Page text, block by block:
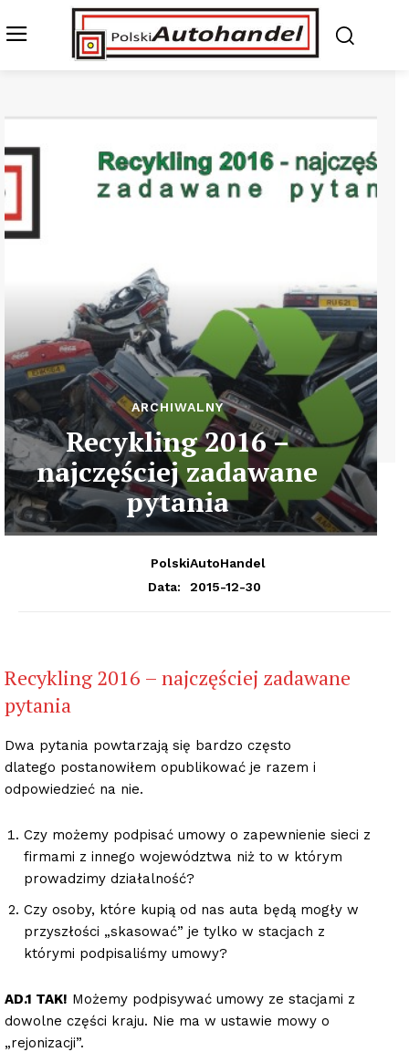
ARCHIWALNY
Recykling 2016 –
najczęściej zadawane
pytania
PolskiAutoHandel
Data:
2015-12-30
Recykling 2016 – najczęściej zadawane
pytania
Dwa pytania powtarzają się bardzo często
dlatego postanowiłem opublikować je razem i
odpowiedzieć na nie.
Czy możemy podpisać umowy o zapewnienie sieci z
firmami z innego województwa niż to w którym
prowadzimy działalność?
Czy osoby, które kupią od nas auta będą mogły w
przyszłości „skasować” je tylko w stacjach z
którymi podpisaliśmy umowy?
AD.1 TAK! Możemy podpisywać umowy ze stacjami z
dowolne części kraju. Nie ma w ustawie mowy o
„rejonizacji”.